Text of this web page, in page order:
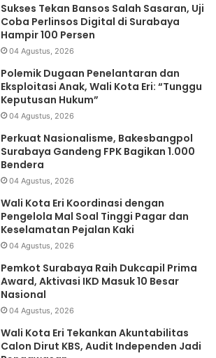
Sukses Tekan Bansos Salah Sasaran, Uji
Coba Perlinsos Digital di Surabaya
Hampir 100 Persen
04 Agustus, 2026
Polemik Dugaan Penelantaran dan
Eksploitasi Anak, Wali Kota Eri: “Tunggu
Keputusan Hukum”
04 Agustus, 2026
Perkuat Nasionalisme, Bakesbangpol
Surabaya Gandeng FPK Bagikan 1.000
Bendera
04 Agustus, 2026
Wali Kota Eri Koordinasi dengan
Pengelola Mal Soal Tinggi Pagar dan
Keselamatan Pejalan Kaki
04 Agustus, 2026
Pemkot Surabaya Raih Dukcapil Prima
Award, Aktivasi IKD Masuk 10 Besar
Nasional
04 Agustus, 2026
Wali Kota Eri Tekankan Akuntabilitas
Calon Dirut KBS, Audit Independen Jadi